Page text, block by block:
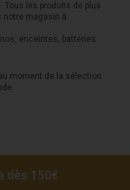
Tous les produits de plus
notre magasin à
enceintes, batteries
moment de la sélection
dès 150€